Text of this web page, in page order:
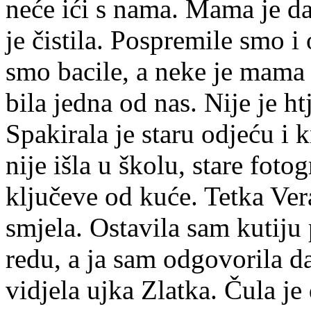
neće ići s nama. Mama je
je čistila. Pospremile smo
smo bacile, a neke je
bila jedna od nas. Nije je
Spakirala je staru odjeću i
nije išla u školu, stare
ključeve od kuće. Tetka
smjela. Ostavila sam
redu, a ja sam odgovorila
vidjela ujka Zlatka. Čula